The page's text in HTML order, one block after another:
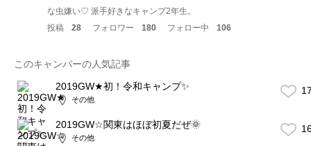
な虫嫌い♡ 派手好きなキャンプ2年生。
投稿
28 フォロワー 180 フォロー中 106
このキャンパーの人気記事
2019GW★初！令和キャンプ✨
その他
2019GW☆関東はほぼ初夏だぜ🌞
その他